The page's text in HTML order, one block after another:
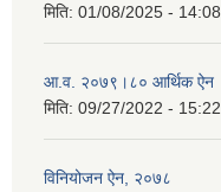
मिति: 01/08/2025 - 14:08
आ.व. २०७९।८० आर्थिक ऐन
मिति: 09/27/2022 - 15:22
विनियोजन ऐन, २०७८